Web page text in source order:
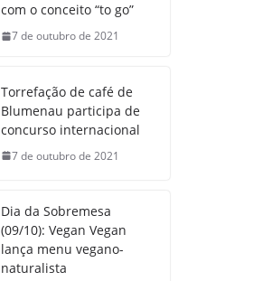
com o conceito “to go”
7 de outubro de 2021
Torrefação de café de
Blumenau participa de
concurso internacional
7 de outubro de 2021
Dia da Sobremesa
(09/10): Vegan Vegan
lança menu vegano-
naturalista